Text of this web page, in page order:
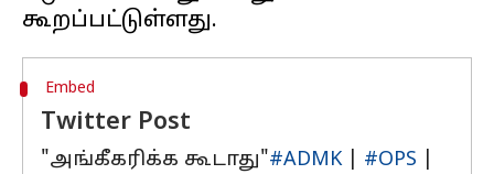
Embed
Twitter Post
"அங்கீகரிக்க கூடாது"#ADMK| #OPS